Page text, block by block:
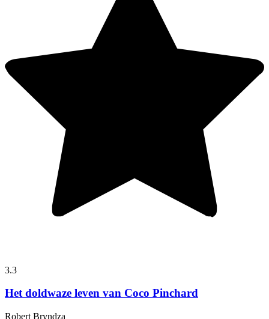
3.3
Het doldwaze leven van Coco Pinchard
Robert Bryndza